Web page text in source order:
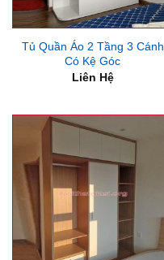
Tủ Quần Áo 2 Tầng 3 Cánh
Có Kệ Góc
Liên Hệ